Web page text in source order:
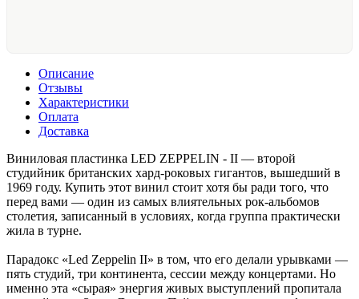
Описание
Отзывы
Характеристики
Оплата
Доставка
Виниловая пластинка LED ZEPPELIN - II — второй
студийник британских хард-роковых гигантов, вышедший в
1969 году. Купить этот винил стоит хотя бы ради того, что
перед вами — один из самых влиятельных рок-альбомов
столетия, записанный в условиях, когда группа практически
жила в турне.
Парадокс «Led Zeppelin II» в том, что его делали урывками —
пять студий, три континента, сессии между концертами. Но
именно эта «сырая» энергия живых выступлений пропитала